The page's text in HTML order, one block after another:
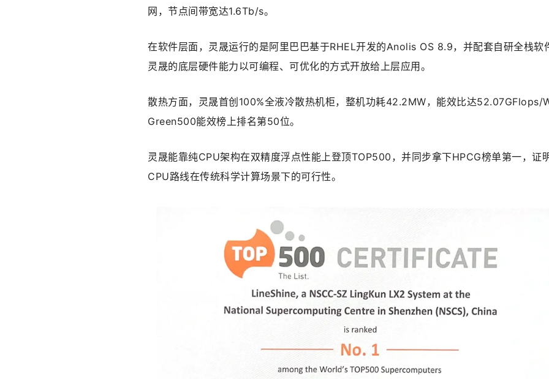
网，节点间带宽达1.6Tb/s。
在软件层面，灵晟运行的是阿里巴巴基于RHEL开发的Anolis OS 8.9，并配套自研全栈软
灵晟的底层硬件能力以可编程、可优化的方式开放给上层应用。
散热方面，灵晟首创100%全液冷散热机柜，整机功耗42.2MW，能效比达52.07GFlops/
Green500能效榜上排名第50位。
灵晟能靠纯CPU架构在双精度浮点性能上登顶TOP500，并同步拿下HPCG榜单第一，证
CPU路线在传统科学计算场景下的可行性。